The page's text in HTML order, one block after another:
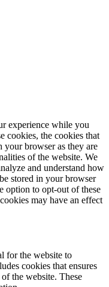
experience while you
cookies, the cookies that
your browser as they are
of the website. We
and understand how
stored in your browser
option to opt-out of these
may have an effect
for the website to
cookies that ensures
the website. These